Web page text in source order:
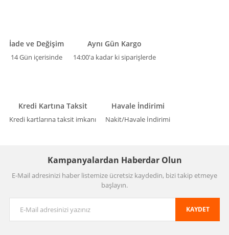
İade ve Değişim
14 Gün içerisinde
Aynı Gün Kargo
14:00'a kadar ki siparişlerde
Kredi Kartına Taksit
Kredi kartlarına taksit imkanı
Havale İndirimi
Nakit/Havale İndirimi
Kampanyalardan Haberdar Olun
E-Mail adresinizi haber listemize ücretsiz kaydedin, bizi takip etmeye
başlayın.
KAYDET